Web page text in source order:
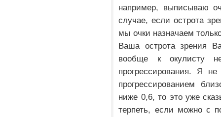
например, выписываю
случае, если острота
мы очки назначаем
Ваша острота зрения
вообще к окулисту
прогрессирования. Я
прогрессированием
ниже 0,6, то это уже
терпеть, если можно с